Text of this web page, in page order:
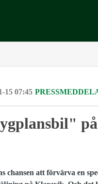
15 07:45
chansen att förvärva en